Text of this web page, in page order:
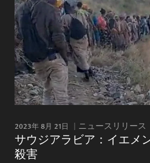
2023年 8月 21日 ニュースリリース
サウジアラビア：イエメ
殺害